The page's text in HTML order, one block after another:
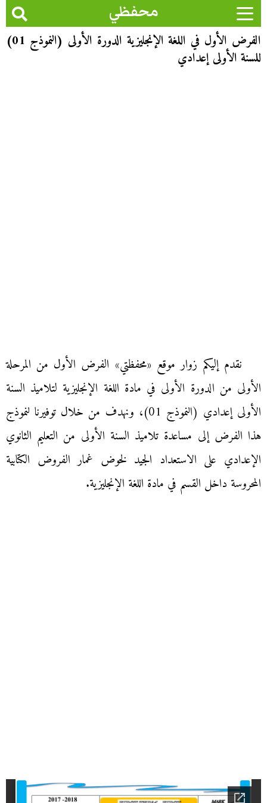
محفظي
الفرض الأول في اللغة الإنجليزية الدورة الأولى (النموذج 01)
للسنة الأولى إعدادي
نقدم إليكم زوار موقع «محفظتي» الفرض الأول من المرحلة
الأولى من الدورة الأولى في مادة اللغة الإنجليزية لتلاميذ السنة
الأولى إعدادي (النموذج 01)، ونهدف من خلال توفيرنا لنموذج
هذا الفرض إلى مساعدة تلاميذ السنة الأولى من التعليم الثانوي
الإعدادي على الاستعداد الجيد لخوض غمار الفروض الكتابية
المحروسة داخل القسم في مادة اللغة الإنجليزية.